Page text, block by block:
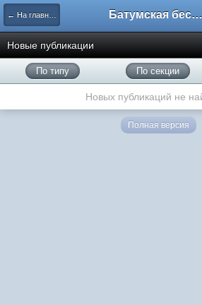
← На главную Батумская беседка
Новые публикации
По типу По секции
Новых публикаций не
Полная версия